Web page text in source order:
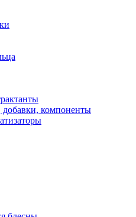
добавки, компоненты